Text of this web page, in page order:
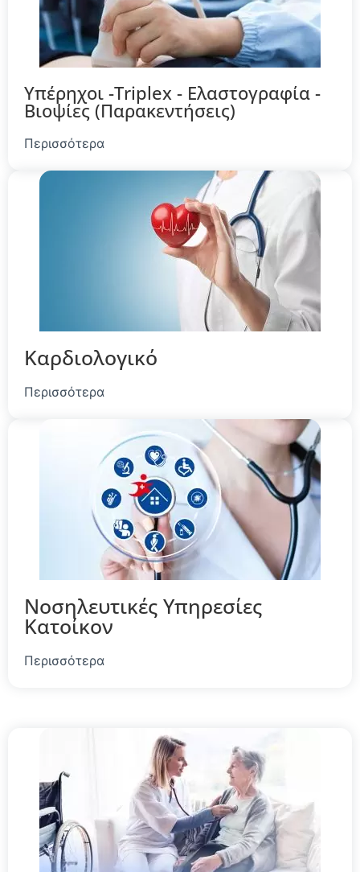
Υπέρηχοι -Triplex - Eλαστογραφία -
Βιοψίες (Παρακεντήσεις)
Περισσότερα
Καρδιολογικό
Περισσότερα
Νοσηλευτικές Υπηρεσίες
Κατοίκον
Περισσότερα